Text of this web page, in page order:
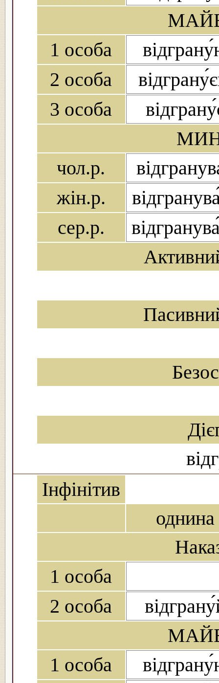
1 особа
2 особа
3 особа
чол.р.
жін.р.
сер.р.
Інфінітив
однина
1 особа
2 особа
1 особа